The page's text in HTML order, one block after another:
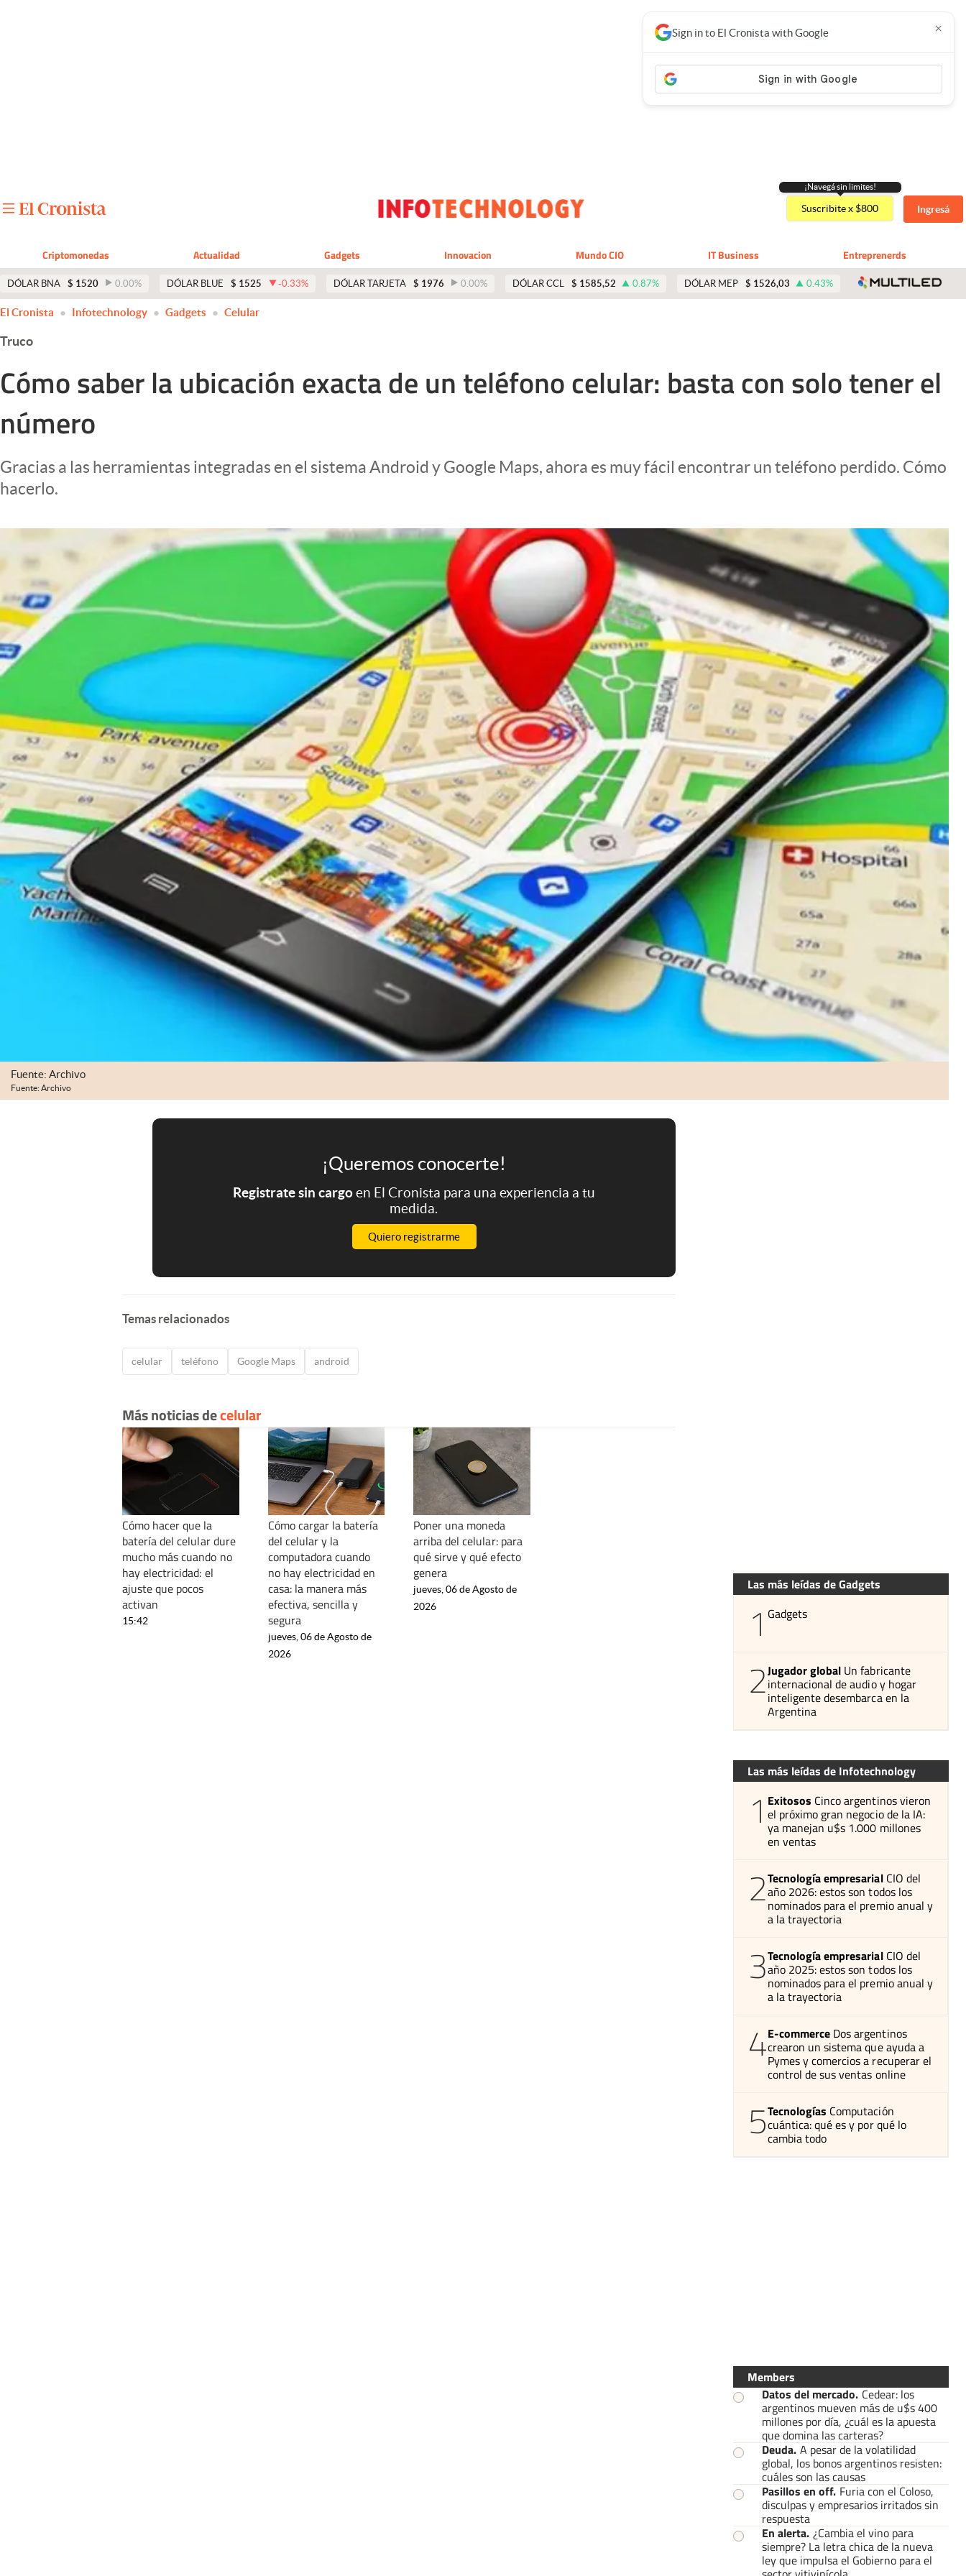
Apertura
Clima
Mundial 2026
El Cronista Studio
Mediakit
¡Navegá sin limites!
Suscribite x $800 Ingresá
Criptomonedas Actualidad Gadgets Innovacion Mundo CIO IT Business Entreprenerds
DÓLAR BNA $ 1520 0.00% DÓLAR BLUE $ 1525 -0.33% DÓLAR TARJETA $ 1976 0.00% DÓLAR CCL $ 1585,52 0.87% DÓLAR MEP $ 1526,03 0.43%
Sign in to El Cronista with Google ×
El Cronista Infotechnology Gadgets Celular
Truco
Cómo saber la ubicación exacta de un teléfono celular: basta con solo tener el
número
Gracias a las herramientas integradas en el sistema Android y Google Maps, ahora es muy fácil encontrar un teléfono perdido. Cómo
hacerlo.
Fuente: Archivo
Fuente: Archivo
¡Queremos conocerte!
Registrate sin cargoen El Cronista para una experiencia a tu
medida.
Quiero registrarme
Temas relacionados
celular teléfono Google Maps android
Más noticias decelular
Cómo hacer que la
batería del celular dure
mucho más cuando no
hay electricidad: el
ajuste que pocos
activan
15:42
Cómo cargar la batería
del celular y la
computadora cuando
no hay electricidad en
casa: la manera más
efectiva, sencilla y
segura
jueves, 06 de Agosto de
2026
Poner una moneda
arriba del celular: para
qué sirve y qué efecto
genera
jueves, 06 de Agosto de
2026
Las más leídas de Gadgets
1 Gadgets
2Jugador global Un fabricante
internacional de audio y hogar
inteligente desembarca en la
Argentina
Las más leídas de Infotechnology
1 Exitosos Cinco argentinos vieron
el próximo gran negocio de la IA:
ya manejan u$s 1.000 millones
en ventas
2Tecnología empresarial CIO del
año 2026: estos son todos los
nominados para el premio anual y
a la trayectoria
3Tecnología empresarial CIO del
año 2025: estos son todos los
nominados para el premio anual y
a la trayectoria
4E-commerce Dos argentinos
crearon un sistema que ayuda a
Pymes y comercios a recuperar el
control de sus ventas online
5Tecnologías Computación
cuántica: qué es y por qué lo
cambia todo
Members
Datos del mercado. Cedear: los
argentinos mueven más de u$s 400
millones por día, ¿cuál es la apuesta
que domina las carteras?
Deuda. A pesar de la volatilidad
global, los bonos argentinos resisten:
cuáles son las causas
Pasillos en off. Furia con el Coloso,
disculpas y empresarios irritados sin
respuesta
En alerta. ¿Cambia el vino para
siempre? La letra chica de la nueva
ley que impulsa el Gobierno para el